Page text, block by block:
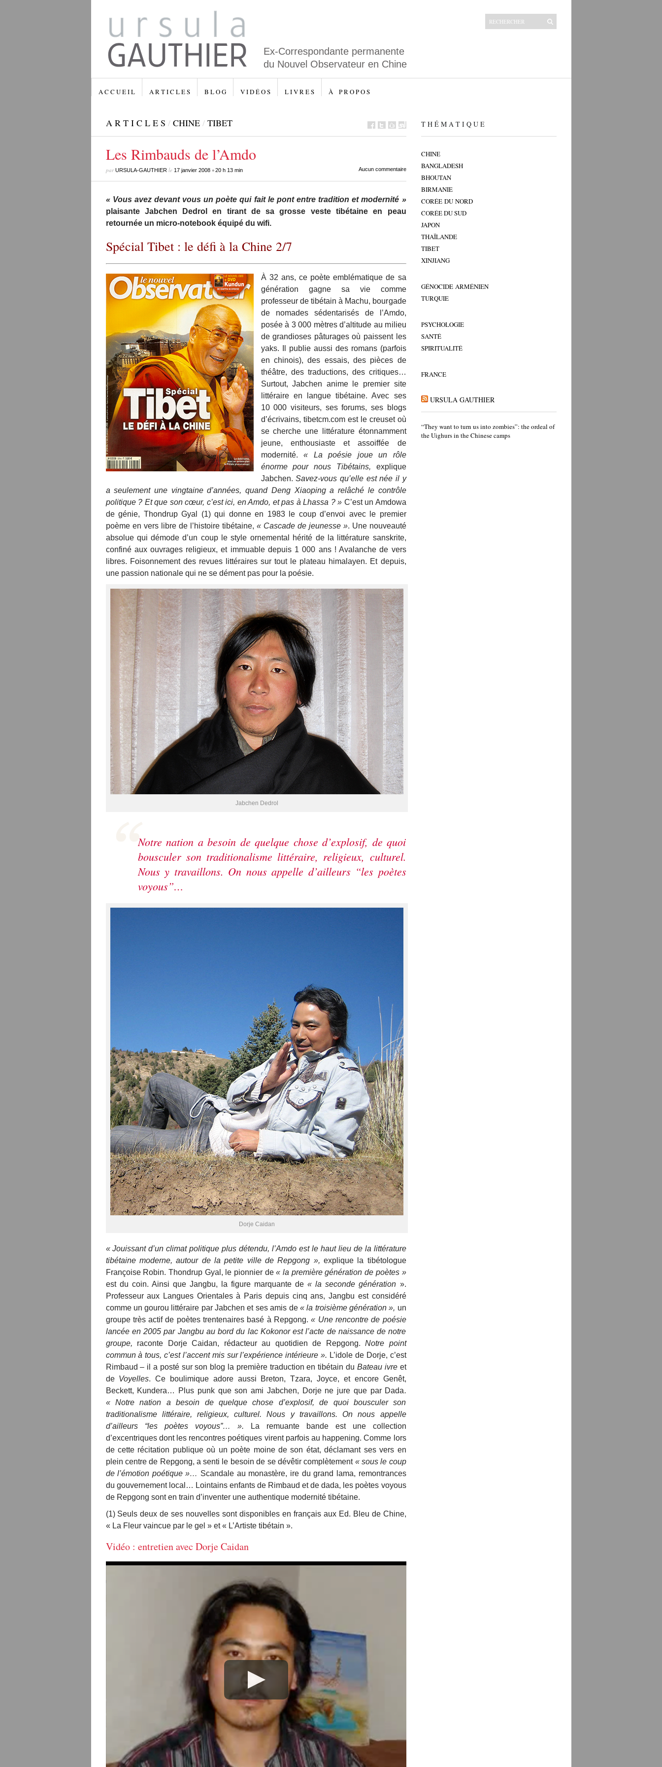
Ex-Correspondante permanente
du Nouvel Observateur en Chine
A C C U E I L A R T I C L E S B L O G V I D É O S L I V R E S À P R O P O S
A R T I C L E S / CHINE / TIBET
Les Rimbauds de l’Amdo
parURSULA-GAUTHIERle 17 janvier 2008•20 h 13 min Aucun commentaire
« Vous avez devant vous un poète qui fait le pont entre tradition et modernité »
plaisante Jabchen Dedrol en tirant de sa grosse veste tibétaine en peau
retournée un micro-notebook équipé du wifi.
Spécial Tibet : le défi à la Chine 2/7
À 32 ans, ce poète emblématique de sa
génération gagne sa vie comme
professeur de tibétain à Machu, bourgade
de nomades sédentarisés de l’Amdo,
posée à 3 000 mètres d’altitude au milieu
de grandioses pâturages où paissent les
yaks. Il publie aussi des romans (parfois
en chinois), des essais, des pièces de
théâtre, des traductions, des critiques…
Surtout, Jabchen anime le premier site
littéraire en langue tibétaine. Avec ses
10 000 visiteurs, ses forums, ses blogs
d’écrivains, tibetcm.com est le creuset où
se cherche une littérature étonnamment
jeune, enthousiaste et assoiffée de
modernité. « La poésie joue un rôle
énorme pour nous Tibétains, explique
Jabchen.Savez-vous qu’elle est née il y
a seulement une vingtaine d’années, quand Deng Xiaoping a relâché le contrôle
politique ? Et que son cœur, c’est ici, en Amdo, et pas à Lhassa ? » C’est un Amdowa
de génie, Thondrup Gyal (1) qui donne en 1983 le coup d’envoi avec le premier
poème en vers libre de l’histoire tibétaine, « Cascade de jeunesse ». Une nouveauté
absolue qui démode d’un coup le style ornemental hérité de la littérature sanskrite,
confiné aux ouvrages religieux, et immuable depuis 1 000 ans ! Avalanche de vers
libres. Foisonnement des revues littéraires sur tout le plateau himalayen. Et depuis,
une passion nationale qui ne se dément pas pour la poésie.
Jabchen Dedrol
Notre nation a besoin de quelque chose d’explosif, de quoi
bousculer son traditionalisme littéraire, religieux, culturel.
Nous y travaillons. On nous appelle d’ailleurs “les poètes
voyous”…
Dorje Caidan
« Jouissant d’un climat politique plus détendu, l’Amdo est le haut lieu de la littérature
tibétaine moderne, autour de la petite ville de Repgong », explique la tibétologue
Françoise Robin. Thondrup Gyal, le pionnier de« la première génération de poètes »
est du coin. Ainsi que Jangbu, la figure marquante de« la seconde génération ».
Professeur aux Langues Orientales à Paris depuis cinq ans, Jangbu est considéré
comme un gourou littéraire par Jabchen et ses amis de « la troisième génération », un
groupe très actif de poètes trentenaires basé à Repgong.« Une rencontre de poésie
lancée en 2005 par Jangbu au bord du lac Kokonor est l’acte de naissance de notre
groupe, raconte Dorje Caidan, rédacteur au quotidien de Repgong. Notre point
commun à tous, c’est l’accent mis sur l’expérience intérieure ». L’idole de Dorje, c’est
Rimbaud – il a posté sur son blog la première traduction en tibétain du Bateau ivreet
de Voyelles. Ce boulimique adore aussi Breton, Tzara, Joyce, et encore Genêt,
Beckett, Kundera… Plus punk que son ami Jabchen, Dorje ne jure que par Dada.
« Notre nation a besoin de quelque chose d’explosif, de quoi bousculer son
traditionalisme littéraire, religieux, culturel. Nous y travaillons. On nous appelle
d’ailleurs “les poètes voyous”… ».
La remuante bande est une collection
d’excentriques dont les rencontres poétiques virent parfois au happening. Comme lors
de cette récitation publique où un poète moine de son état, déclamant ses vers en
plein centre de Repgong, a senti le besoin de se dévêtir complètement « sous le coup
de l’émotion poétique »… Scandale au monastère, ire du grand lama, remontrances
du gouvernement local… Lointains enfants de Rimbaud et de dada, les poètes voyous
de Repgong sont en train d’inventer une authentique modernité tibétaine.
(1) Seuls deux de ses nouvelles sont disponibles en français aux Ed. Bleu de Chine,
« La Fleur vaincue par le gel » et « L’Artiste tibétain ».
Vidéo : entretien avec Dorje Caidan
T H É M A T I Q U E
CHINE
BANGLADESH
BHOUTAN
BIRMANIE
CORÉE DU NORD
CORÉE DU SUD
JAPON
THAÏLANDE
TIBET
XINJIANG
GÉNOCIDE ARMÉNIEN
TURQUIE
PSYCHOLOGIE
SANTÉ
SPIRITUALITÉ
FRANCE
URSULA GAUTHIER
“They want to turn us into zombies”: the ordeal of
the Uighurs in the Chinese camps